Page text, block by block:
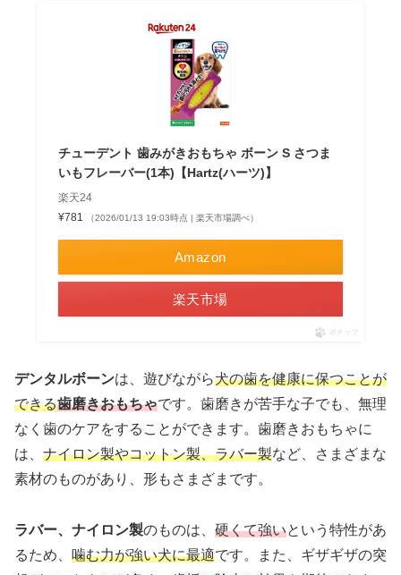
チューデント 歯みがきおもちゃ ボーン S さつま
いもフレーバー(1本)【Hartz(ハーツ)】
楽天24
¥781
（2026/01/13 19:03時点 | 楽天市場調べ）
Amazon
楽天市場
ポチップ
デンタルボーンは、遊びながら犬の歯を健康に保つことが
できる歯磨きおもちゃです。歯磨きが苦手な子でも、無理
なく歯のケアをすることができます。歯磨きおもちゃに
は、 ナイロン製やコットン製、ラバー製など、さまざまな
素材のものがあり、形もさまざまです。
ラバー、ナイロン製のものは、 硬くて強いという特性があ
るため、 噛む力が強い犬に最適です。また、ギザギザの突